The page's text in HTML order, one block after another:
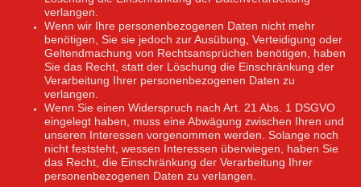
verlangen.
Wenn wir Ihre personenbezogenen Daten nicht mehr
benötigen, Sie sie jedoch zur Ausübung, Verteidigung oder
Geltendmachung von Rechtsansprüchen benötigen, haben
Sie das Recht, statt der Löschung die Einschränkung der
Verarbeitung Ihrer personenbezogenen Daten zu
verlangen.
Wenn Sie einen Widerspruch nach Art. 21 Abs. 1 DSGVO
eingelegt haben, muss eine Abwägung zwischen Ihren und
unseren Interessen vorgenommen werden. Solange noch
nicht feststeht, wessen Interessen überwiegen, haben Sie
das Recht, die Einschränkung der Verarbeitung Ihrer
personenbezogenen Daten zu verlangen.